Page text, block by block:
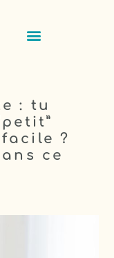
: tu
?
ce